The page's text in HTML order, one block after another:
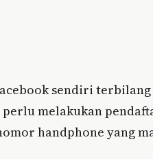
sendiri terbilang
perlu melakukan
handphone yang